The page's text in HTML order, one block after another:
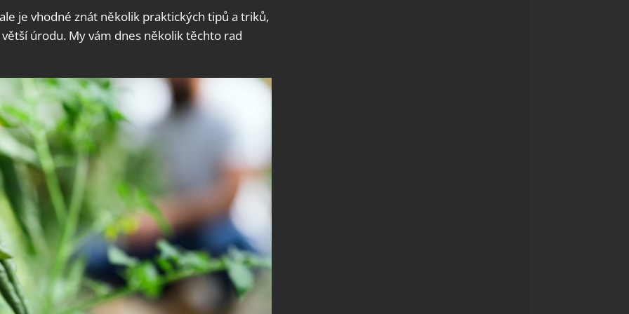
je vhodné znát několik praktických tipů a triků,
úrodu. My vám dnes několik těchto rad